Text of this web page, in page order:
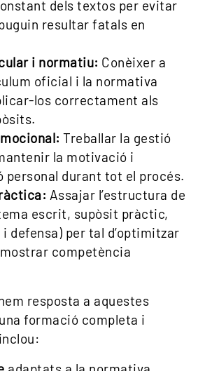
dels textos per evitar
resultar fatals en
i normatiu: Conèixer a
oficial i la normativa
los correctament als
Treballar la gestió
la motivació i
personal durant tot el procés.
Assajar l’estructura de
escrit, supòsit pràctic,
defensa) per tal d’optimitzar
competència
resposta a aquestes
formació completa i